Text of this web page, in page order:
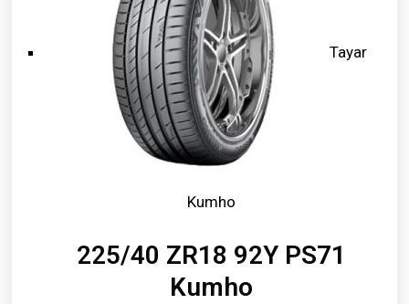
Tayar
Kumho
225/40 ZR18 92Y PS71
Kumho